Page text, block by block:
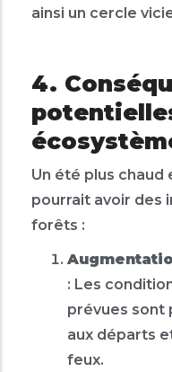
ainsi un cercle
4.
Un été plus chaud
pourrait avoir des
forêts :
: Les
prévues sont
aux départs
feux.